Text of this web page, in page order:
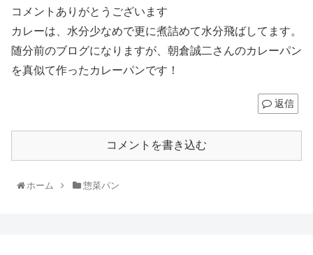
コメントありがとうございます
カレーは、水分少なめで更に煮詰めて水分飛ばしてます。
随分前のブログになりますが、朝倉誠二さんのカレーパン
を真似て作ったカレーパンです！
返信
コメントを書き込む
ホーム 惣菜パン